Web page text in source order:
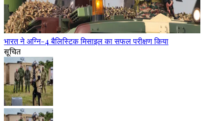
भारत ने अग्नि-4 बैलिस्टिक मिसाइल का सफल परीक्षण किया
सूचित